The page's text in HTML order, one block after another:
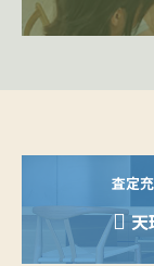
査定
天